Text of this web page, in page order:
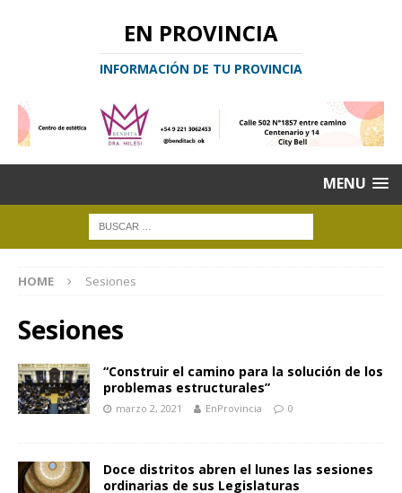
EN PROVINCIA
INFORMACIÓN DE TU PROVINCIA
MENU
HOME Sesiones
Sesiones
“Construir el camino para la solución de los
problemas estructurales”
marzo 2, 2021 EnProvincia 0
Doce distritos abren el lunes las sesiones
ordinarias de sus Legislaturas